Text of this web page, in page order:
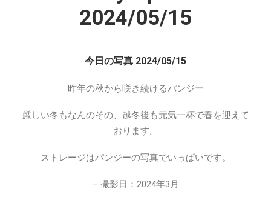
2024/05/15
今日の写真 2024/05/15
昨年の秋から咲き続けるパンジー
厳しい冬もなんのその、越冬後も元気一杯で春を迎えて
おります。
ストレージはパンジーの写真でいっぱいです。
– 撮影日：2024年3月